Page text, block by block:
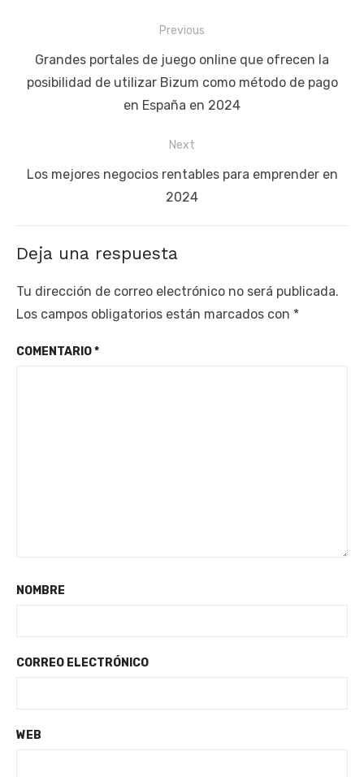
de
entradas
Previous
Previous
post:
Grandes portales de juego online que ofrecen la
posibilidad de utilizar Bizum como método de pago
en España en 2024
Next
Next
Los mejores negocios rentables para emprender en
2024
Deja una respuesta
Tu dirección de correo electrónico no será publicada.
Los campos obligatorios están marcados con *
COMENTARIO*
NOMBRE
CORREO ELECTRÓNICO
WEB